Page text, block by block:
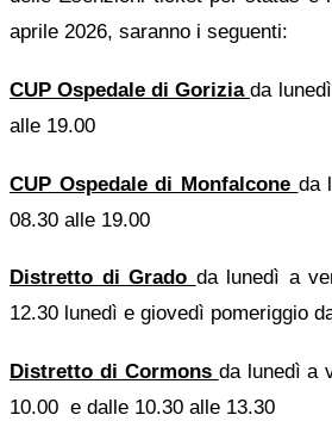
aprile 2026, saranno i seguenti:
CUP Ospedale di Goriziada
alle 19.00
CUP Ospedale di Monfalcone da
08.30 alle 19.00
Distretto di Grado da lunedì a
12.30 lunedì e giovedì pomeriggio
Distretto di Cormons da lunedì a
10.00 e dalle 10.30 alle 13.30